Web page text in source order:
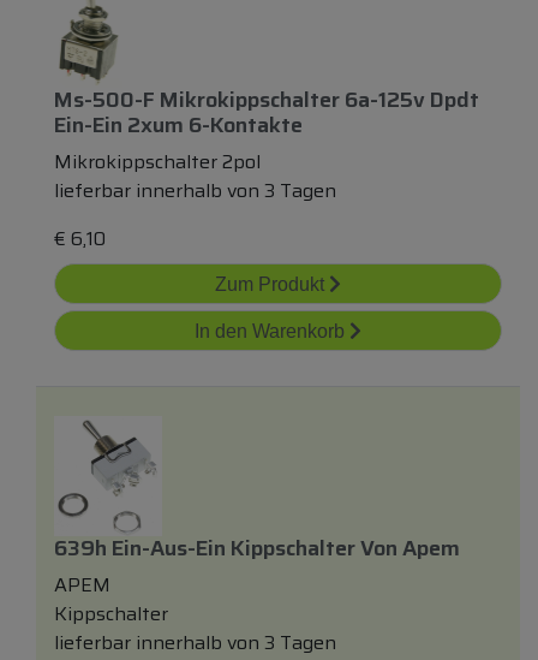
Ms-500-F Mikrokippschalter 6a-125v Dpdt
Ein-Ein 2xum 6-Kontakte
Mikrokippschalter 2pol
lieferbar innerhalb von 3 Tagen
€ 6,10
Zum Produkt
In den Warenkorb
639h Ein-Aus-Ein Kippschalter Von Apem
APEM
Kippschalter
lieferbar innerhalb von 3 Tagen